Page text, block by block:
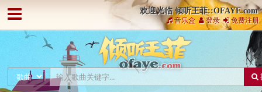
欢迎光临 倾听王菲::OFAYE.com
音乐盒 登录 免费注册